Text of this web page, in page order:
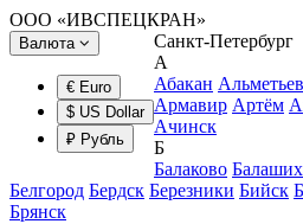
ООО «ИВСПЕЦКРАН»
Валюта
€ Euro
$ US Dollar
₽ Рубль
Санкт-Петербург
А
Абакан
Армавир Артём
Ачинск
Б
Балаково
Белгород Бердск Березники Бийск
Брянск